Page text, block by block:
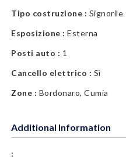
Tipo costruzione : Signorile
Esposizione : Esterna
Posti auto : 1
Cancello elettrico : Sì
Zone : Bordonaro, Cumia
Additional Information
: